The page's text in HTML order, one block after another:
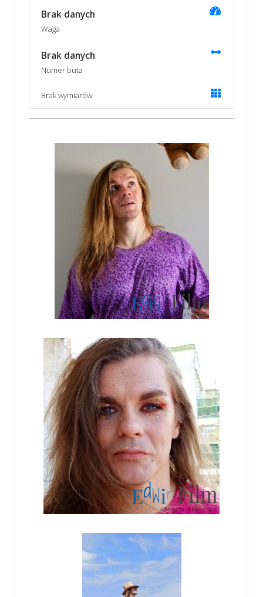
Brak danych
Waga
Brak danych
Numer buta
Brak wymiarów